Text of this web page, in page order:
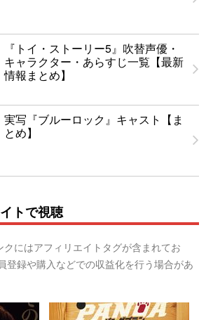
『トイ・ストーリー5』吹替声優・
キャラクター・あらすじ一覧【最新
情報まとめ】
実写『ブルーロック』キャスト【ま
とめ】
トで視聴
にはアフィリエイトタグが含まれてお
登録や購入などでの収益化を行う場合があ